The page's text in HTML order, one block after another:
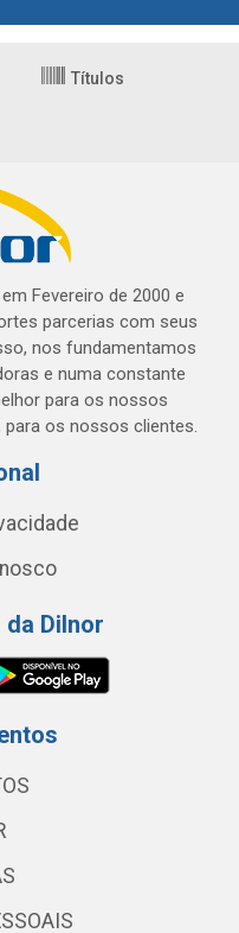
Títulos
Fevereiro de 2000 e
parcerias com seus
nos fundamentamos
e numa constante
para os nossos
os nossos clientes.
da Dilnor